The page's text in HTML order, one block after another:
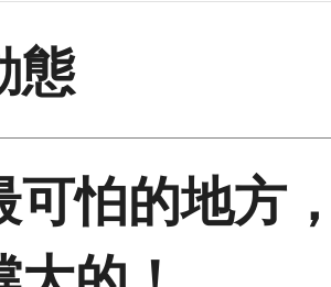
態
可怕的地方